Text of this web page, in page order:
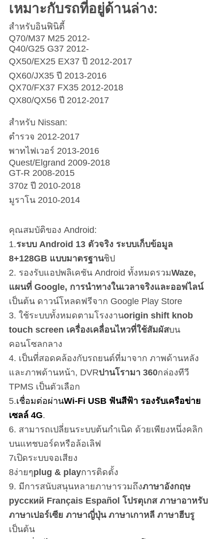
เหมาะกับรถที่อยู่ด้านล่าง:
สําหรับอินฟินิตี้
Q70/M37 M25 2012-
Q40/G25 G37 2012-
QX50/EX25 EX37 ปี 2012-2017
QX60/JX35 ปี 2013-2016
QX70/FX37 FX35 2012-2018
QX80/QX56 ปี 2012-2017
สําหรับ Nissan:
ตํารวจ 2012-2017
พาทไฟเวอร์ 2013-2016
Quest/Elgrand 2009-2018
GT-R 2008-2015
370z ปี 2010-2018
มูราโน 2010-2014
คุณสมบัติของ Android:
1.ระบบ Android 13 ตัวจริง ระบบเก็บข้อมูล
8+128GB แบบมาตรฐานชิป
2. รองรับแอปพลิเคชัน Android ทั้งหมดรวมWaze,
แผนที่ Google, การนําทางในเวลาจริงและออฟไลน์
เป็นต้น ดาวน์โหลดฟรีจาก Google Play Store
3. ใช้ระบบทั้งหมดตามโรงงานorigin shift knob
touch screen เครื่องเคลื่อนไหวที่ใช้สัมผัสบน
คอนโซลกลาง
4. เป็นที่สอดคล้องกับรถยนต์ที่มาจาก ภาพด้านหลัง
และภาพด้านหน้า, DVRปานโรามา 360กล่องทีวี
TPMS เป็นตัวเลือก
5.เชื่อมต่อผ่านWi-Fi USB ฟันสีฟ้า รองรับเครือข่าย
เซลล์ 4G.
6. สามารถเปลี่ยนระบบต้นกําเนิด ด้วยเพียงหนึ่งคลิก
บนแทชบอร์ดหรือล้อเลิฟ
7เปิดระบบจอเสียง
8ง่ายๆplug & playการติดตั้ง
9. มีการสนับสนุนหลายภาษารวมถึงภาษาอังกฤษ
русский Français Español โปรตุเกส ภาษาอาหรับ
ภาษาเปอร์เซีย ภาษาญี่ปุ่น ภาษาเกาหลี ภาษาฮีบรู
เป็นต้น